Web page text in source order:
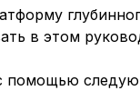
в этом
помощью